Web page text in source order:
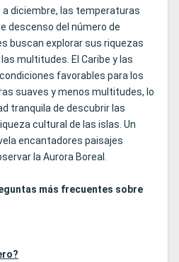
diciembre, las temperaturas
descenso del número de
buscan explorar sus riquezas
multitudes. El Caribe y las
favorables para los
suaves y menos multitudes, lo
tranquila de descubrir las
cultural de las islas. Un
encantadores paisajes
la Aurora Boreal.
más frecuentes sobre